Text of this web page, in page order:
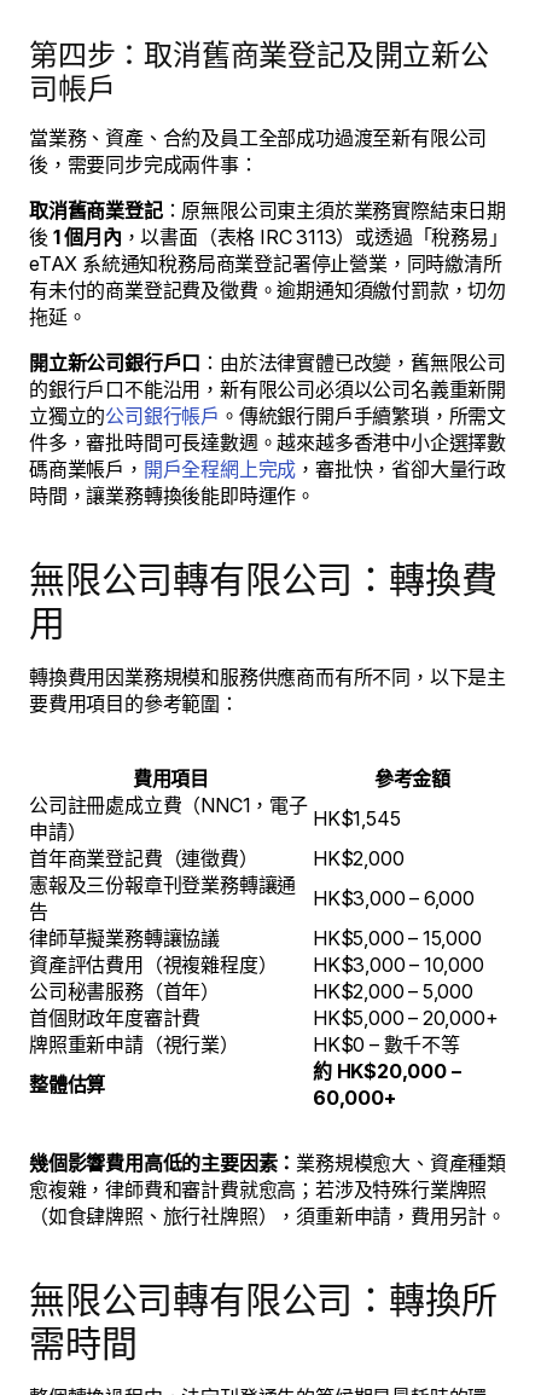
第四步：取消舊商業登記及開立新公
司帳戶
當業務、資產、合約及員工全部成功過渡至新有限公司
後，需要同步完成兩件事：
取消舊商業登記：原無限公司東主須於業務實際結束日期
後 1 個月內 ，以書面（表格 IRC 3113）或透過「稅務易」
eTAX 系統通知稅務局商業登記署停止營業，同時繳清所
有未付的商業登記費及徵費。逾期通知須繳付罰款，切勿
拖延。
開立新公司銀行戶口 ：由於法律實體已改變，舊無限公司
的銀行戶口不能沿用，新有限公司必須以公司名義重新開
立獨立的公司銀行帳戶 。傳統銀行開戶手續繁瑣，所需文
件多，審批時間可長達數週。越來越多香港中小企選擇數
碼商業帳戶， 開戶全程網上完成 ，審批快，省卻大量行政
時間，讓業務轉換後能即時運作。
無限公司轉有限公司：轉換費
用
轉換費用因業務規模和服務供應商而有所不同，以下是主
要費用項目的參考範圍：
費用項目
參考金額
公司註冊處成立費（NNC1，電子
申請）
HK$1,545
首年商業登記費（連徵費）
HK$2,000
憲報及三份報章刊登業務轉讓通
告
HK$3,000 – 6,000
律師草擬業務轉讓協議
HK$5,000 – 15,000
資產評估費用（視複雜程度）
HK$3,000 – 10,000
公司秘書服務（首年）
HK$2,000 – 5,000
首個財政年度審計費
HK$5,000 – 20,000+
牌照重新申請（視行業）
HK$0 – 數千不等
整體估算
約 HK$20,000 –
60,000+
幾個影響費用高低的主要因素： 業務規模愈大、資產種類
愈複雜，律師費和審計費就愈高；若涉及特殊行業牌照
（如食肆牌照、旅行社牌照），須重新申請，費用另計。
無限公司轉有限公司：轉換所
需時間